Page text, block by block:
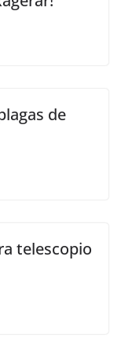
de
telescopio